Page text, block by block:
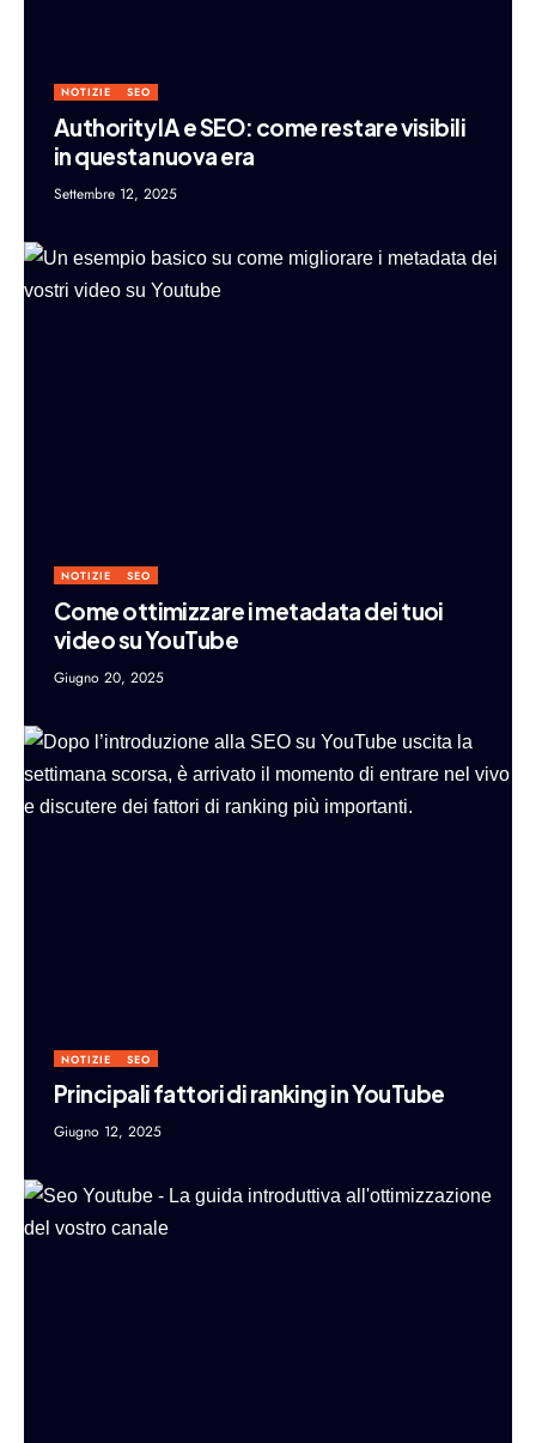
NOTIZIE SEO
Authority IA e SEO: come restare visibili
in questa nuova era
Settembre 12, 2025
NOTIZIE SEO
Come ottimizzare i metadata dei tuoi
video su YouTube
Giugno 20, 2025
NOTIZIE SEO
Principali fattori di ranking in YouTube
Giugno 12, 2025